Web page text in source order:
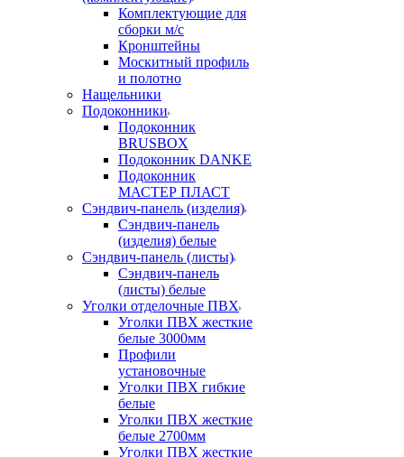
Комплектующие для
сборки м/с
Кронштейны
Москитный профиль
и полотно
Нащельники
Подоконники
Подоконник
BRUSBOX
Подоконник DANKE
Подоконник
МАСТЕР ПЛАСТ
Сэндвич-панель (изделия)
Сэндвич-панель
(изделия) белые
Сэндвич-панель (листы)
Сэндвич-панель
(листы) белые
Уголки отделочные ПВХ
Уголки ПВХ жесткие
белые 3000мм
Профили
установочные
Уголки ПВХ гибкие
белые
Уголки ПВХ жесткие
белые 2700мм
Уголки ПВХ жесткие